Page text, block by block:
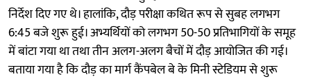
निर्देश दिए गए थे। हालांकि, दौड़ परीक्षा कथित रूप से सुबह लगभग
6:45 बजे शुरू हुई। अभ्यर्थियों को लगभग 50-50 प्रतिभागियों के समूह
में बांटा गया था तथा तीन अलग-अलग बैचों में दौड़ आयोजित की गई।
बताया गया है कि दौड़ का मार्ग कैंपबेल बे के मिनी स्टेडियम से शुरू